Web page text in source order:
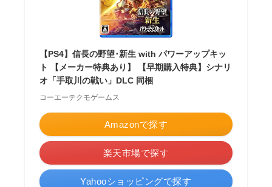
【PS4】信長の野望･新生 with パワーアップキッ
ト 【メーカー特典あり】 【早期購入特典】シナリ
オ「手取川の戦い」DLC 同梱
コーエーテクモゲームス
Amazonで探す
楽天市場で探す
Yahooショッピングで探す